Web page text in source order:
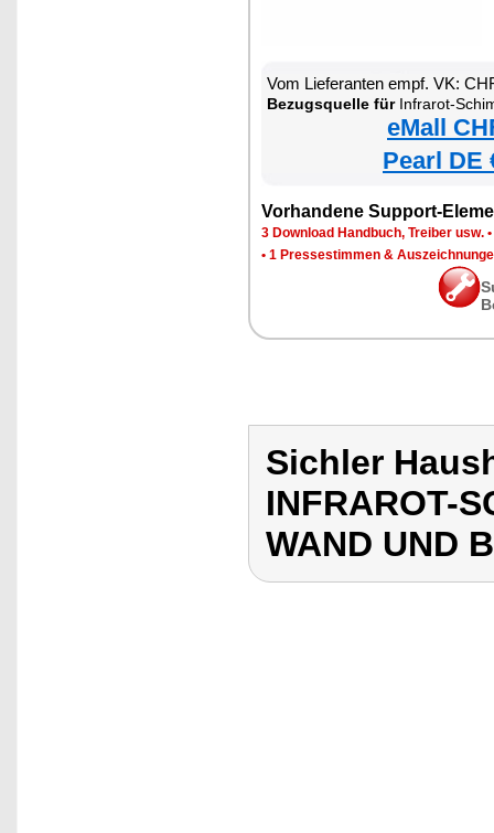
Vom Lieferanten empf. VK:
Bezugsquelle fürInfrarot-
eMall
Pearl DE
Vorhandene Support-
3 Download Handbuch, Treiber usw. •
• 1 Pressestimmen &
Sichler
INFRAROT-
WAND UND